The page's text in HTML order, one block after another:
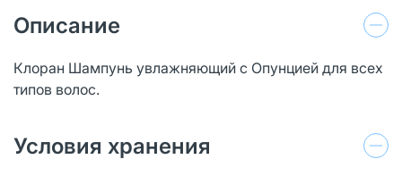
Описание
Клоран Шампунь увлажняющий с Опунцией для всех
типов волос.
Условия хранения